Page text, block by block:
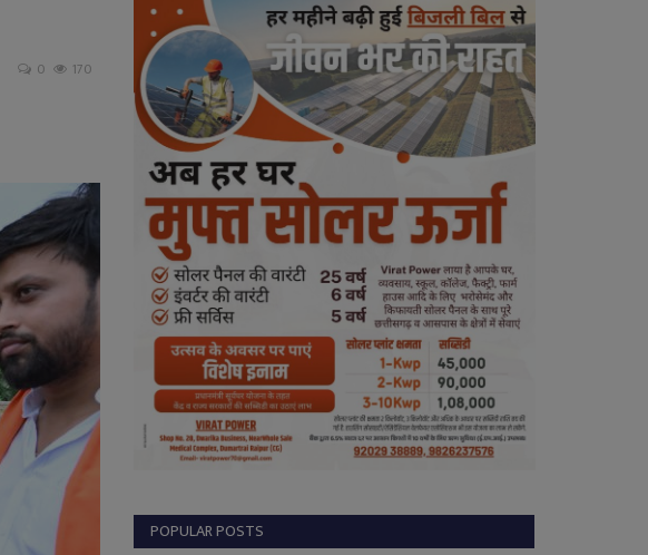
0 170
POPULAR POSTS